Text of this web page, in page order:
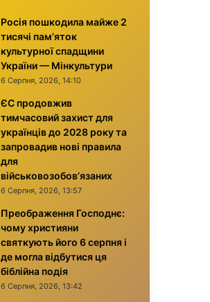
Росія пошкодила майже 2
тисячі пам’яток
культурної спадщини
України — Мінкультури
6 Серпня, 2026, 14:10
ЄС продовжив
тимчасовий захист для
українців до 2028 року та
запровадив нові правила
для
військовозобов’язаних
6 Серпня, 2026, 13:57
Преображення Господнє:
чому християни
святкують його 6 серпня і
де могла відбутися ця
біблійна подія
6 Серпня, 2026, 13:42